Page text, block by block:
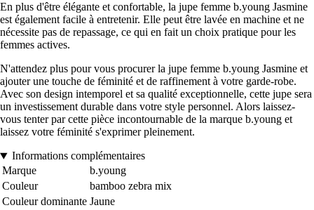
En plus d'être élégante et confortable, la jupe femme b.young Jasmine
est également facile à entretenir. Elle peut être lavée en machine et ne
nécessite pas de repassage, ce qui en fait un choix pratique pour les
femmes actives.
N'attendez plus pour vous procurer la jupe femme b.young Jasmine et
ajouter une touche de féminité et de raffinement à votre garde-robe.
Avec son design intemporel et sa qualité exceptionnelle, cette jupe sera
un investissement durable dans votre style personnel. Alors laissez-
vous tenter par cette pièce incontournable de la marque b.young et
laissez votre féminité s'exprimer pleinement.
Informations complémentaires
Marque
b.young
Couleur
bamboo zebra mix
Couleur dominante Jaune